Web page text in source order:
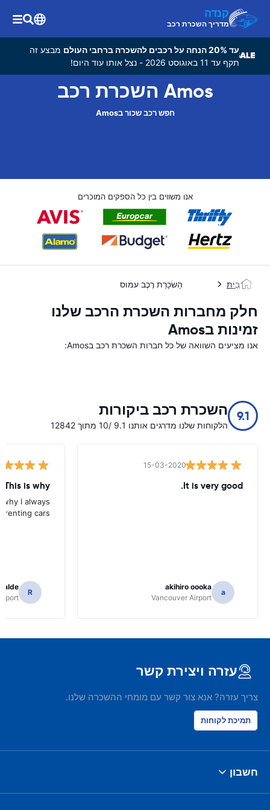
קנדה
מדריך השכרת רכב
עד 20% הנחה על רכבים להשכרה ברחבי העולם
מבצע זה
תקף עד 11 באוגוסט 2026 - נצל אותו עוד היום!
Amos השכרת רכב
חפש רכב שכור בAmos
אנו משווים בין כל הספקים המוכרים
בַּיִת הַשׂכָּרַת רֶכֶב עמוס
חלק מחברות השכרת הרכב שלנו
זמינות בAmos
אנו מציעים השוואה של כל חברות השכרת רכב בAmos:
9.1 השכרת רכב ביקורות
הלקוחות שלנו מדרגים אותנו 9.1 /10 מתוך 12842
15-03-2020
It is very good.
a
akihiro oooka
Vancouver Airport
This is why
I always
cars.
R
עזרה ויצירת קשר
צריך עזרה? אנא צור קשר עם מומחי ההשכרה שלנו.
תמיכת לקוחות
חשבון